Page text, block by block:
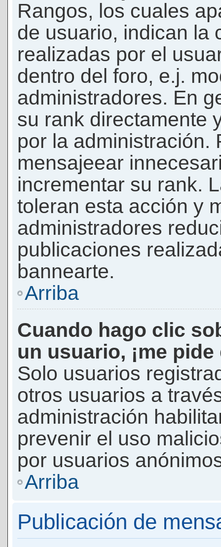
Rangos, los cuales
de usuario, indican la
realizadas por el
dentro del foro, e.j.
administradores. En
su rank directamente
por la administración.
mensajeear
incrementar su rank.
toleran esta acción y
administradores
publicaciones
bannearte.
Arriba
Cuando hago clic
un usuario, ¡me
Solo usuarios
otros usuarios a
administración
prevenir el uso
por usuarios
Arriba
Publicación de